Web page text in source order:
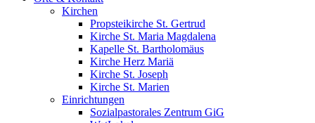
Kirchen
Propsteikirche St. Gertrud
Kirche St. Maria Magdalena
Kapelle St. Bartholomäus
Kirche Herz Mariä
Kirche St. Joseph
Kirche St. Marien
Einrichtungen
Sozialpastorales Zentrum GiG